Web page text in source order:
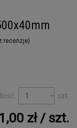
recenzje)
Ilość: szt.
zł/ szt.